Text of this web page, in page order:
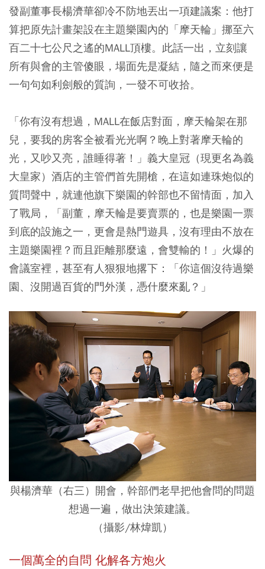
發副董事長楊濟華卻冷不防地丟出一項建議案：他打
算把原先計畫架設在主題樂園內的「摩天輪」挪至六
百二十七公尺之遙的MALL頂樓。此話一出，立刻讓
所有與會的主管傻眼，場面先是凝結，隨之而來便是
一句句如利劍般的質詢，一發不可收拾。
「你有沒有想過，MALL在飯店對面，摩天輪架在那
兒，要我的房客全被看光光啊？晚上對著摩天輪的
光，又吵又亮，誰睡得著！」義大皇冠（現更名為義
大皇家）酒店的主管們首先開槍，在這如連珠炮似的
質問聲中，就連他旗下樂園的幹部也不留情面，加入
了戰局，「副董，摩天輪是要賣票的，也是樂園一票
到底的設施之一，更會是熱門遊具，沒有理由不放在
主題樂園裡？而且距離那麼遠，會雙輸的！」火爆的
會議室裡，甚至有人狠狠地撂下：「你這個沒待過樂
園、沒開過百貨的門外漢，憑什麼來亂？」
與楊濟華（右三）開會，幹部們老早把他會問的問題
想過一遍，做出決策建議。
（攝影/林煒凱）
一個萬全的自問 化解各方炮火